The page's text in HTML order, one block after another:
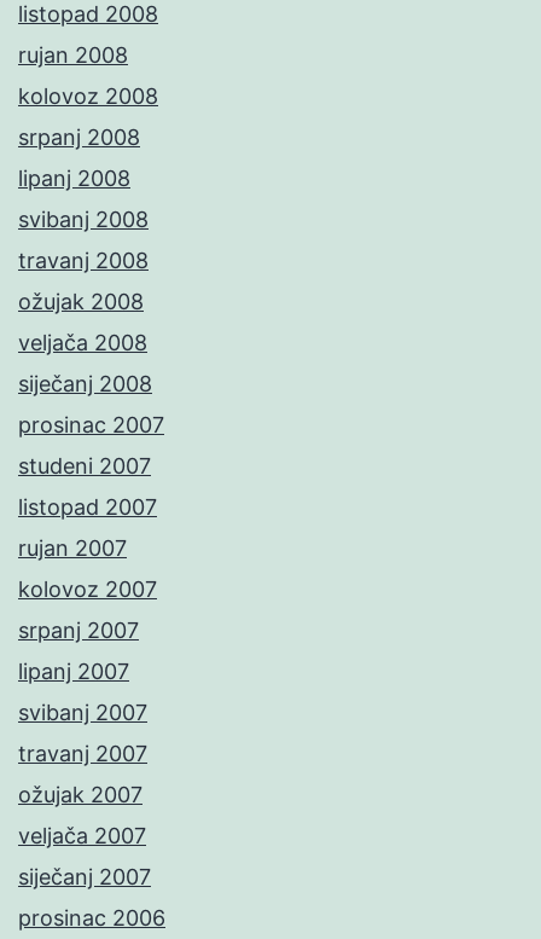
listopad 2008
rujan 2008
kolovoz 2008
srpanj 2008
lipanj 2008
svibanj 2008
travanj 2008
ožujak 2008
veljača 2008
siječanj 2008
prosinac 2007
studeni 2007
listopad 2007
rujan 2007
kolovoz 2007
srpanj 2007
lipanj 2007
svibanj 2007
travanj 2007
ožujak 2007
veljača 2007
siječanj 2007
prosinac 2006